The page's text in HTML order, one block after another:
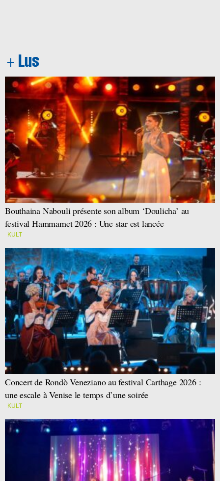
Bouthaina Nabouli présente son album ‘Doulicha’ au
festival Hammamet 2026 : Une star est lancée
KULT
Concert de Rondò Veneziano au festival Carthage 2026 :
une escale à Venise le temps d’une soirée
KULT